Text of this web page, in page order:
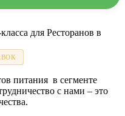
питания в сегменте
с нами – это